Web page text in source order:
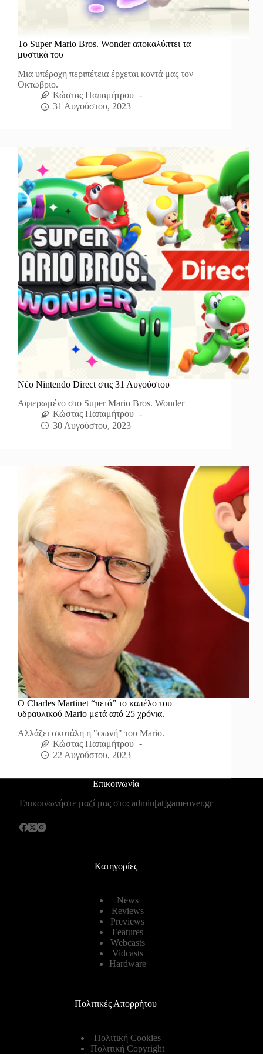
To Super Mario Bros. Wonder αποκαλύπτει τα
μυστικά του
Μια υπέροχη περιπέτεια έρχεται κοντά μας τον
Οκτώβριο.
Κώστας Παπαμήτρου
31 Αυγούστου, 2023
Νέο Nintendo Direct στις 31 Αυγούστου
Αφιερωμένο στο Super Mario Bros. Wonder
Κώστας Παπαμήτρου
30 Αυγούστου, 2023
Ο Charles Martinet “πετά” το καπέλο του
υδραυλικού Mario μετά από 25 χρόνια.
Αλλάζει σκυτάλη η "φωνή" του Mario.
Κώστας Παπαμήτρου
22 Αυγούστου, 2023
Επικοινωνία
Επικοινωνήστε μαζί μας στο: admin[at]gameover.gr
Κατηγορίες
News
Reviews
Previews
Features
Webcasts
Vidcasts
Hardware
Πολιτικές Απορρήτου
Πολιτική Cookies
Πολιτική Copyright